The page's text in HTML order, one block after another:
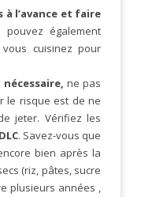
à l’avance et faire
pouvez également
cuisinez pour
ne pas
le risque est de ne
jeter. Vérifiez les
. Savez-vous que
bien après la
(riz, pâtes, sucre
plusieurs années ,